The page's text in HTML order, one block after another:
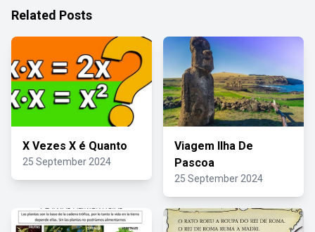
Related Posts
X Vezes X é Quanto
25 September 2024
Viagem Ilha De
Pascoa
25 September 2024